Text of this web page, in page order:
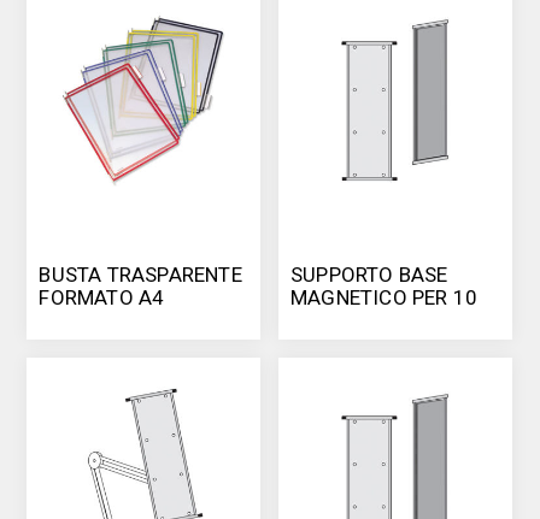
BUSTA TRASPARENTE
FORMATO A4
SUPPORTO BASE
MAGNETICO PER 10